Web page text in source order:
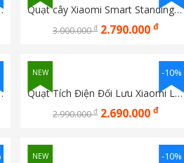
cho máy  2, 3C, 3H và Pro Quạt cây Xiaomi Smart Standing Fan Pro Slim EU BHR08UQEU
3.000.000đ 2.790.000đ
Pro MES613 Quạt Tích Điện Đối Lưu Xiaomi Lifeite Bản quốc tế
2.990.000đ 2.690.000đ
-10%
NEW
-10%
NEW